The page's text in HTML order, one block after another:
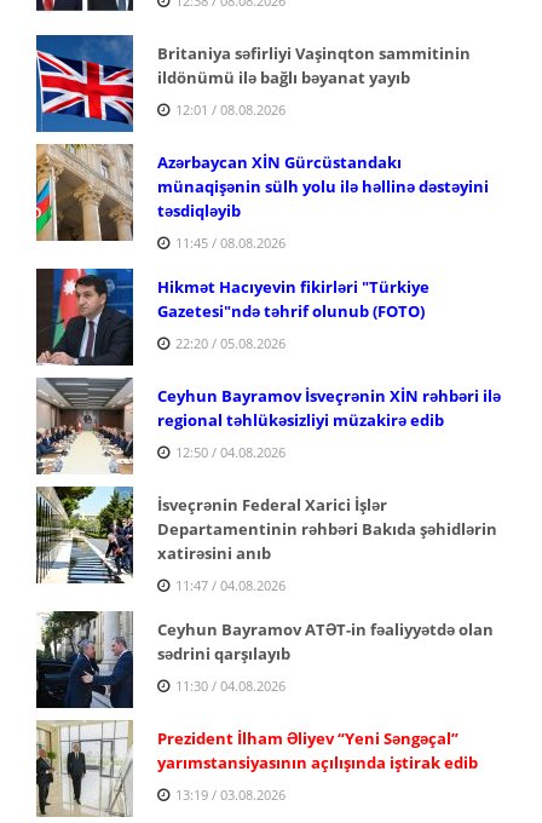
Britaniya səfirliyi Vaşinqton sammitinin
ildönümü ilə bağlı bəyanat yayıb
12:01 / 08.08.2026
Azərbaycan XİN Gürcüstandakı
münaqişənin sülh yolu ilə həllinə dəstəyini
təsdiqləyib
11:45 / 08.08.2026
Hikmət Hacıyevin fikirləri "Türkiye
Gazetesi"ndə təhrif olunub (FOTO)
22:20 / 05.08.2026
Ceyhun Bayramov İsveçrənin XİN rəhbəri ilə
regional təhlükəsizliyi müzakirə edib
12:50 / 04.08.2026
İsveçrənin Federal Xarici İşlər
Departamentinin rəhbəri Bakıda şəhidlərin
xatirəsini anıb
11:47 / 04.08.2026
Ceyhun Bayramov ATƏT-in fəaliyyətdə olan
sədrini qarşılayıb
11:30 / 04.08.2026
Prezident İlham Əliyev “Yeni Səngəçal”
yarımstansiyasının açılışında iştirak edib
13:19 / 03.08.2026